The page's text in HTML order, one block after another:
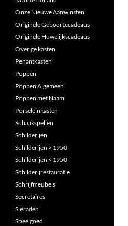
Onze Nieuwe Aanwinsten
Originele Geboortecadeaus
Originele Huwelijkscadeaus
Overige kasten
Penantkasten
Poppen
Poppen Algemeen
Poppen met Naam
Porseleinkasten
Schaakspellen
Schilderijen
Schilderijen > 1950
Schilderijen < 1950
Schilderijrestauratie
Schrijfmeubels
Secretaires
Sieraden
Speelgoed